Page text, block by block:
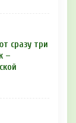
сразу три
–